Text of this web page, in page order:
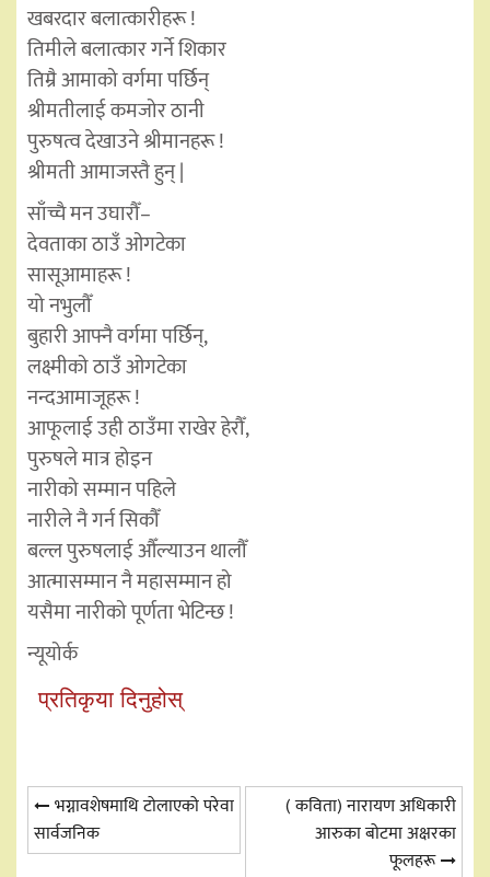
खबरदार बलात्कारीहरू !
तिमीले बलात्कार गर्ने शिकार
तिम्रै आमाको वर्गमा पर्छिन्
श्रीमतीलाई कमजोर ठानी
पुरुषत्व देखाउने श्रीमानहरू !
श्रीमती आमाजस्तै हुन् |
साँच्चै मन उघारौँ–
देवताका ठाउँ ओगटेका
सासूआमाहरू !
यो नभुलौँ
बुहारी आफ्नै वर्गमा पर्छिन्,
लक्ष्मीको ठाउँ ओगटेका
नन्दआमाजूहरू !
आफूलाई उही ठाउँमा राखेर हेरौँ,
पुरुषले मात्र होइन
नारीको सम्मान पहिले
नारीले नै गर्न सिकौँ
बल्ल पुरुषलाई औँल्याउन थालौँ
आत्मासम्मान नै महासम्मान हो
यसैमा नारीको पूर्णता भेटिन्छ !
न्यूयोर्क
प्रतिकृया दिनुहोस्
Post
navigation
भग्नावशेषमाथि टोलाएको परेवा
सार्वजनिक
( कविता) नारायण अधिकारी
आरुका बोटमा अक्षरका
फूलहरू